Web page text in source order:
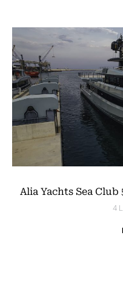
Alia Yachts Sea Club
4